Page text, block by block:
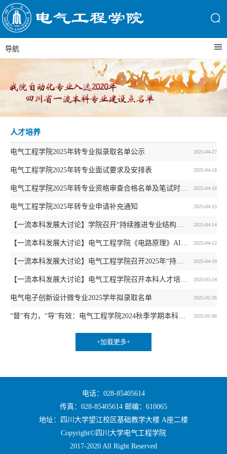
导航
人才培养
2025-04-27
电气工程学院2025年转专业拟录取名单公示
2025-04-18
电气工程学院2025年转专业面试要求及安排表
2025-04-16
2025-04-15
电气工程学院2025年转专业申请补充通知
2025-04-14
2025-04-12
2025-04-10
2025-03-24
2025-02-26
电气电子创新设计微专业2025学年拟录取名单
2025-01-06
+加载更多+
电话：028-85405614
传真：028-85405614 邮编：610065
地址：四川大学望江校区基础教学大楼 A座二楼
Copyright©四川大学电气工程学院
2017-2020 All Right Reserved